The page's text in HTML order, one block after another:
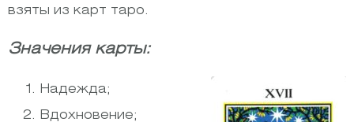
взяты из карт таро.
Значения карты:
Надежда;
Вдохновение;